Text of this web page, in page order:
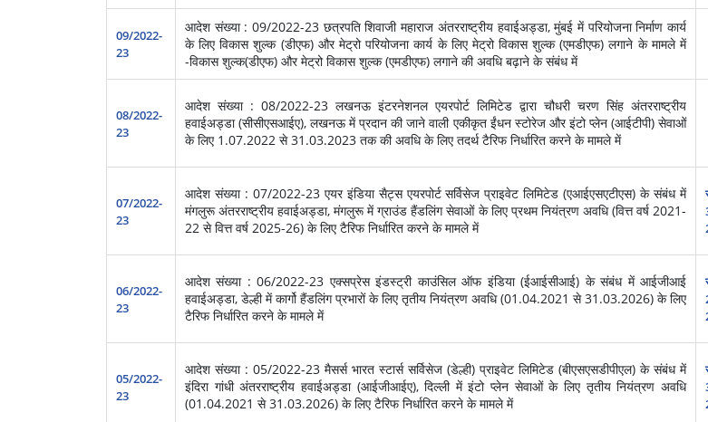
09/2022-
23
आदेश संख्या : 09/2022-23 छत्रपति शिवाजी महाराज अंतरराष्ट्रीय हवाईअड्डा, मुंबई में परियोजना निर्माण कार्य
के लिए विकास शुल्क (डीएफ) और मेट्रो परियोजना कार्य के लिए मेट्रो विकास शुल्क (एमडीएफ) लगाने के मामले में
-विकास शुल्क(डीएफ) और मेट्रो विकास शुल्क (एमडीएफ) लगाने की अवधि बढ़ाने के संबंध में
08/2022-
23
आदेश संख्या : 08/2022-23 लखनऊ इंटरनेशनल एयरपोर्ट लिमिटेड द्वारा चौधरी चरण सिंह अंतरराष्ट्रीय
हवाईअड्डा (सीसीएसआईए), लखनऊ में प्रदान की जाने वाली एकीकृत ईंधन स्टोरेज और इंटो प्लेन (आईटीपी) सेवाओं
के लिए 1.07.2022 से 31.03.2023 तक की अवधि के लिए तदर्थ टैरिफ निर्धारित करने के मामले में
07/2022-
23
आदेश संख्या : 07/2022-23 एयर इंडिया सैट्स एयरपोर्ट सर्विसेज प्राइवेट लिमिटेड (एआईएसएटीएस) के संबंध में
मंगलुरू अंतरराष्ट्रीय हवाईअड्डा, मंगलुरू में ग्राउंड हैंडलिंग सेवाओं के लिए प्रथम नियंत्रण अवधि (वित्त वर्ष 2021-
22 से वित्त वर्ष 2025-26) के लिए टैरिफ निर्धारित करने के मामले में
06/2022-
23
आदेश संख्या : 06/2022-23 एक्सप्रेस इंडस्ट्री काउंसिल ऑफ इंडिया (ईआईसीआई) के संबंध में आईजीआई
हवाईअड्डा, डेल्ही में कार्गो हैंडलिंग प्रभारों के लिए तृतीय नियंत्रण अवधि (01.04.2021 से 31.03.2026) के लिए
टैरिफ निर्धारित करने के मामले में
05/2022-
23
आदेश संख्या : 05/2022-23 मैसर्स भारत स्टार्स सर्विसेज (डेल्ही) प्राइवेट लिमिटेड (बीएसएसडीपीएल) के संबंध में
इंदिरा गांधी अंतरराष्ट्रीय हवाईअड्डा (आईजीआईए), दिल्ली में इंटो प्लेन सेवाओं के लिए तृतीय नियंत्रण अवधि
(01.04.2021 से 31.03.2026) के लिए टैरिफ निर्धारित करने के मामले में